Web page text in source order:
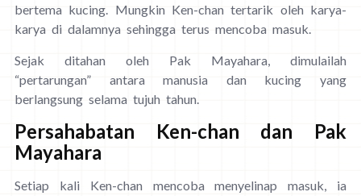
bertema kucing. Mungkin Ken-chan tertarik oleh karya-
karya di dalamnya sehingga terus mencoba masuk.
Sejak ditahan oleh Pak Mayahara, dimulailah
“pertarungan” antara manusia dan kucing yang
berlangsung selama tujuh tahun.
Persahabatan Ken-chan dan Pak
Mayahara
Setiap kali Ken-chan mencoba menyelinap masuk, ia